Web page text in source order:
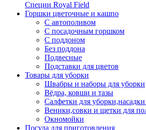
Специи Royal Field
Горшки цветочные и кашпо
С автополивом
С посадочным горшком
С поддоном
Без поддона
Подвесные
Подставки для цветов
Товары для уборки
Швабры и наборы для уборки
Вёдра, ковши и тазы
Салфетки для
Веники,совки и щетки для
Окномойки
Посуда для приготовления